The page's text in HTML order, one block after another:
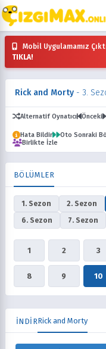
Mobil Uygulamamız
TIKLA!
Rick and Morty - 3.
Alternatif Oynatıcı Önceki
Hata Bildir Oto Sonraki
Birlikte İzle
BÖLÜMLER
1. Sezon 2. Sezon
6. Sezon
7. Sezon
1 2 3
8 9 10
İNDİRRick and Morty